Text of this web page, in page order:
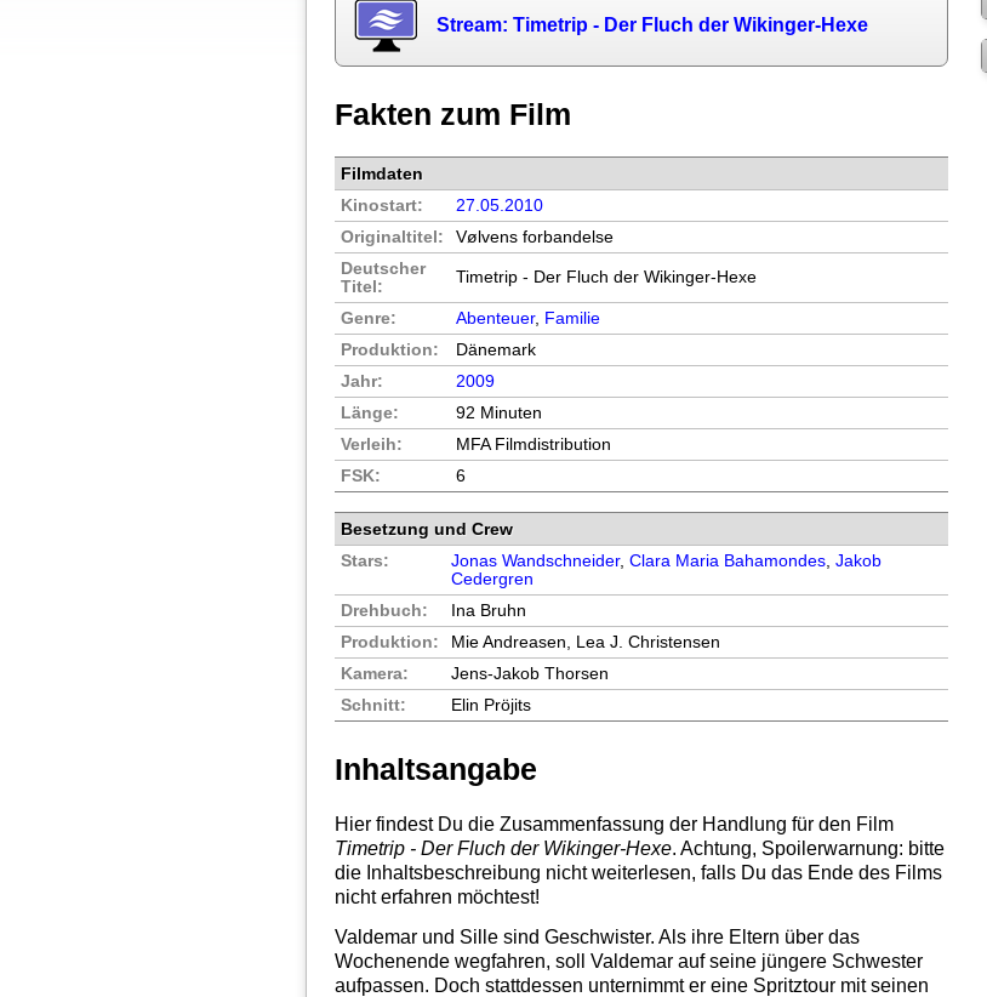
Stream: Timetrip - Der Fluch der Wikinger-Hexe
Fakten zum Film
Filmdaten
Kinostart:
27.05.2010
Originaltitel:
Vølvens forbandelse
Deutscher
Titel:
Timetrip - Der Fluch der Wikinger-Hexe
Genre: Abenteuer, Familie
Produktion:
Dänemark
Jahr:
2009
Länge:
92 Minuten
Verleih:
MFA Filmdistribution
FSK:
6
Besetzung und Crew
Stars: Jonas Wandschneider,Clara Maria Bahamondes,Jakob
Cedergren
Drehbuch:
Ina Bruhn
Produktion:
Mie Andreasen, Lea J. Christensen
Kamera:
Jens-Jakob Thorsen
Schnitt:
Elin Pröjits
Inhaltsangabe
Hier findest Du die Zusammenfassung der Handlung für den Film
Timetrip - Der Fluch der Wikinger-Hexe. Achtung, Spoilerwarnung: bitte
die Inhaltsbeschreibung nicht weiterlesen, falls Du das Ende des Films
nicht erfahren möchtest!
Valdemar und Sille sind Geschwister. Als ihre Eltern über das
Wochenende wegfahren, soll Valdemar auf seine jüngere Schwester
aufpassen. Doch stattdessen unternimmt er eine Spritztour mit seinen